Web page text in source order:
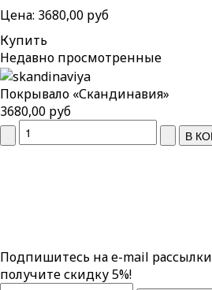
Цена: 3680,00 руб
Купить
Недавно просмотренные
Покрывало «Скандинавия»
3680,00 руб
Подпишитесь на e-mail рассылки
получите скидку 5%!